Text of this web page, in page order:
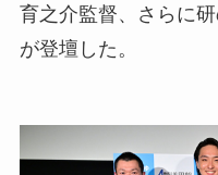
育之介監督、さらに
が登壇した。